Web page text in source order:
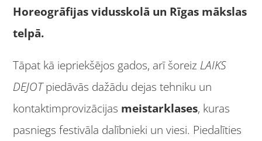
Horeogrāfijas vidusskolā un Rīgas mākslas
telpā.
Tāpat kā iepriekšējos gados, arī šoreiz LAIKS
DEJOTpiedāvās dažādu dejas tehniku un
kontaktimprovizācijas meistarklases, kuras
pasniegs festivāla dalībnieki un viesi. Piedalīties